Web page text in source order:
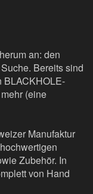
an: den
Bereits sind
BLACKHOLE-
(eine
Manufaktur
Zubehör. In
von Hand